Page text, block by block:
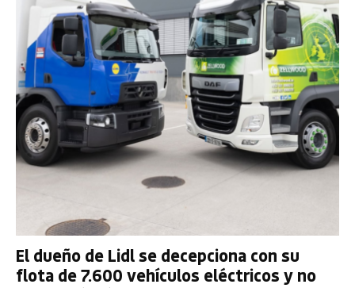
El dueño de Lidl se decepciona con su
flota de 7.600 vehículos eléctricos y no